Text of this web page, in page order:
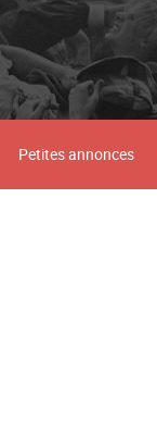
Petites annonces